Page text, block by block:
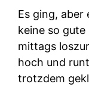
Es ging, aber
keine so gute
mittags
hoch und
trotzdem